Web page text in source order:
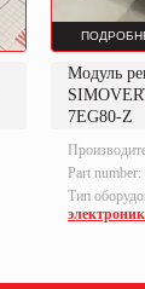
Модуль
7EG80-Z
Part number:
Тип